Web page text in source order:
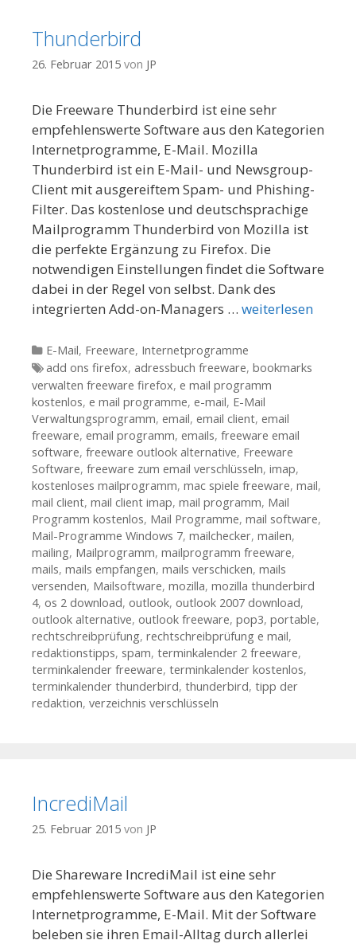
Thunderbird
26. Februar 2015 von JP
Die Freeware Thunderbird ist eine sehr
empfehlenswerte Software aus den Kategorien
Internetprogramme, E-Mail. Mozilla
Thunderbird ist ein E-Mail- und Newsgroup-
Client mit ausgereiftem Spam- und Phishing-
Filter. Das kostenlose und deutschsprachige
Mailprogramm Thunderbird von Mozilla ist
die perfekte Ergänzung zu Firefox. Die
notwendigen Einstellungen findet die Software
dabei in der Regel von selbst. Dank des
integrierten Add-on-Managers … weiterlesen
Kategorien
E-Mail, Freeware, Internetprogramme
Tags
add ons firefox, adressbuch freeware, bookmarks
verwalten freeware firefox, e mail programm
kostenlos, e mail programme, e-mail, E-Mail
Verwaltungsprogramm, email, email client, email
freeware, email programm, emails, freeware email
software, freeware outlook alternative, Freeware
Software, freeware zum email verschlüsseln, imap,
kostenloses mailprogramm, mac spiele freeware, mail,
mail client, mail client imap, mail programm, Mail
Programm kostenlos, Mail Programme, mail software,
Mail-Programme Windows 7, mailchecker, mailen,
mailing, Mailprogramm, mailprogramm freeware,
mails, mails empfangen, mails verschicken, mails
versenden, Mailsoftware, mozilla, mozilla thunderbird
4, os 2 download, outlook, outlook 2007 download,
outlook alternative, outlook freeware, pop3, portable,
rechtschreibprüfung, rechtschreibprüfung e mail,
redaktionstipps, spam, terminkalender 2 freeware,
terminkalender freeware, terminkalender kostenlos,
terminkalender thunderbird, thunderbird, tipp der
redaktion, verzeichnis verschlüsseln
IncrediMail
25. Februar 2015 von JP
Die Shareware IncrediMail ist eine sehr
empfehlenswerte Software aus den Kategorien
Internetprogramme, E-Mail. Mit der Software
beleben sie ihren Email-Alltag durch allerlei